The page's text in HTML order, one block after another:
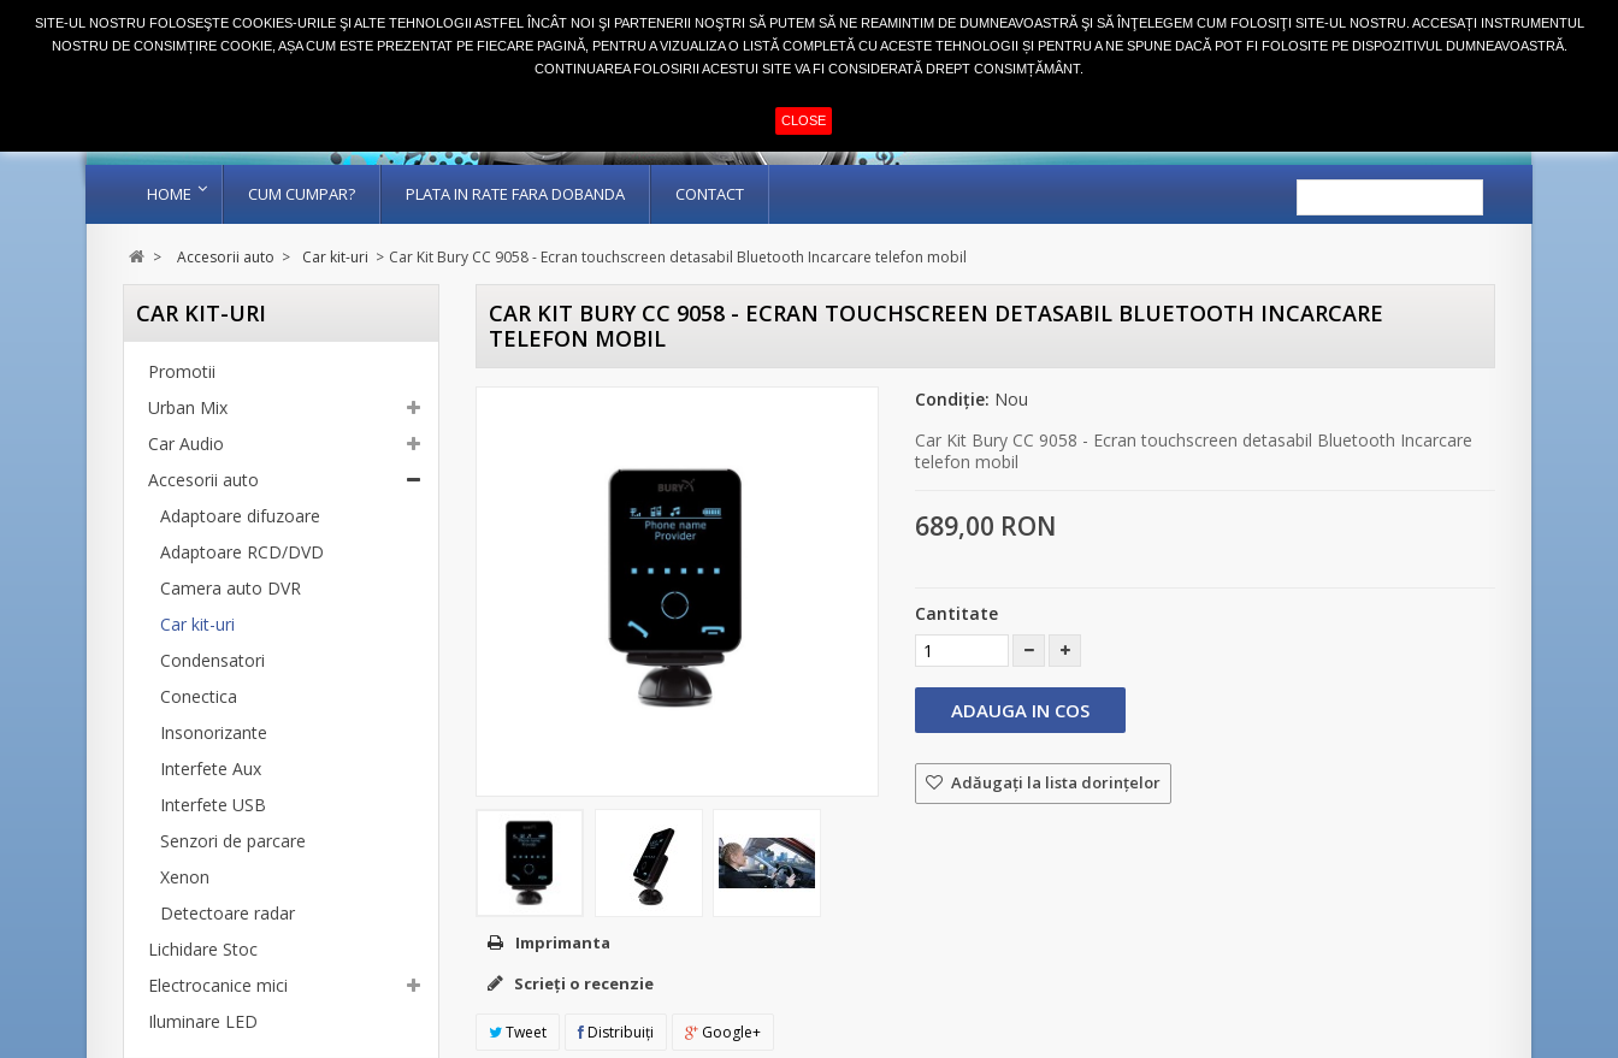
HOME CUM CUMPAR? PLATA IN RATE FARA DOBANDA CONTACT
> Accesorii auto > Car kit-uri > Car Kit Bury CC 9058 - Ecran touchscreen detasabil Bluetooth Incarcare telefon mobil
CAR KIT-URI
Promotii
Urban Mix
Car Audio
Accesorii auto
Adaptoare difuzoare
Adaptoare RCD/DVD
Camera auto DVR
Car kit-uri
Condensatori
Conectica
Insonorizante
Interfete Aux
Interfete USB
Senzori de parcare
Xenon
Detectoare radar
Lichidare Stoc
Electrocanice mici
Iluminare LED
CAR KIT BURY CC 9058 - ECRAN TOUCHSCREEN DETASABIL BLUETOOTH INCARCARE
TELEFON MOBIL
Imprimanta
Scrieţi o recenzie
Tweet Distribuiţi Google+
Condiție: Nou
Car Kit Bury CC 9058 - Ecran touchscreen detasabil Bluetooth Incarcare
telefon mobil
689,00 RON
Cantitate
ADAUGA IN COS
Adăugaţi la lista dorinţelor
SITE-UL NOSTRU FOLOSEŞTE COOKIES-URILE ŞI ALTE TEHNOLOGII ASTFEL ÎNCÂT NOI ŞI PARTENERII NOŞTRI SĂ PUTEM SĂ NE REAMINTIM DE DUMNEAVOASTRĂ ŞI SĂ ÎNŢELEGEM CUM FOLOSIŢI SITE-UL NOSTRU. ACCESAȚI INSTRUMENTUL
NOSTRU DE CONSIMȚIRE COOKIE, AȘA CUM ESTE PREZENTAT PE FIECARE PAGINĂ, PENTRU A VIZUALIZA O LISTĂ COMPLETĂ CU ACESTE TEHNOLOGII ȘI PENTRU A NE SPUNE DACĂ POT FI FOLOSITE PE DISPOZITIVUL DUMNEAVOASTRĂ.
CONTINUAREA FOLOSIRII ACESTUI SITE VA FI CONSIDERATĂ DREPT CONSIMȚĂMÂNT.
CLOSE